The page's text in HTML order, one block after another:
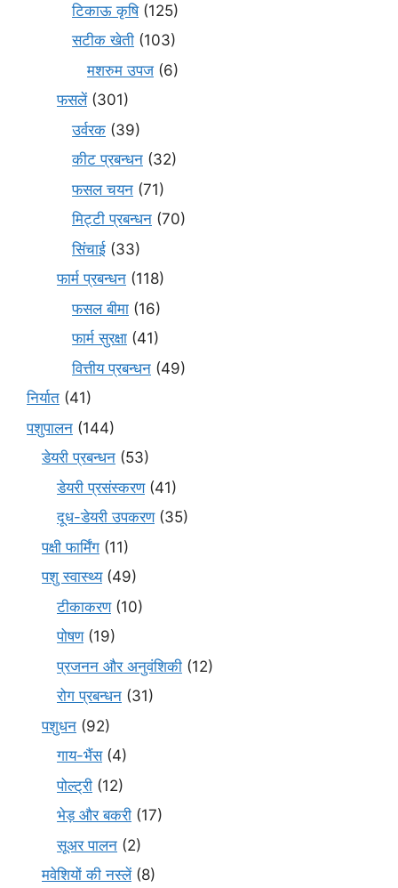
टिकाऊ कृषि(125)
सटीक खेती (103)
मशरुम उपज (6)
फसलें(301)
उर्वरक (39)
कीट प्रबन्धन (32)
फसल चयन (71)
मि‌ट्टी प्रबन्धन (70)
सिंचाई (33)
फार्म प्रबन्धन (118)
फसल बीमा (16)
फार्म सुरक्षा (41)
वित्तीय प्रबन्धन (49)
निर्यात (41)
पशुपालन (144)
डेयरी प्रबन्धन (53)
डेयरी प्रसंस्करण(41)
दूध-डेयरी उपकरण(35)
पक्षी फार्मिंग (11)
पशु स्वास्थ्य(49)
टीकाकरण(10)
पोषण(19)
प्रजनन और अनुवंशिकी (12)
रोग प्रबन्धन (31)
पशुधन (92)
गाय-भैंस(4)
पोल्ट्री (12)
भेड़ और बकरी (17)
सूअर पालन (2)
मवेशियों की नस्लें(8)